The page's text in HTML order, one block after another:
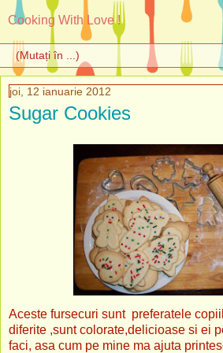
Cooking With Love !
joi, 12 ianuarie 2012
Sugar Cookies
Aceste fursecuri sunt preferatele
diferite ,sunt colorate,delicioase si ei
faci, asa cum pe mine ma ajuta